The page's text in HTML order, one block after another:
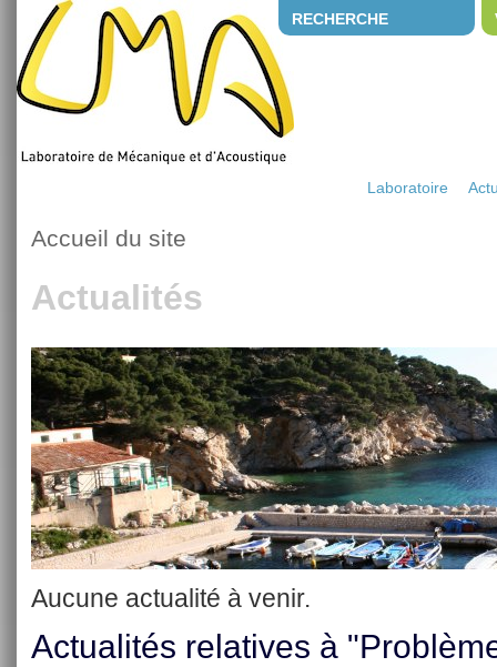
RECHERCHE
Laboratoire
Accueil du site
Actualités
Aucune actualité à venir.
Actualités relatives à